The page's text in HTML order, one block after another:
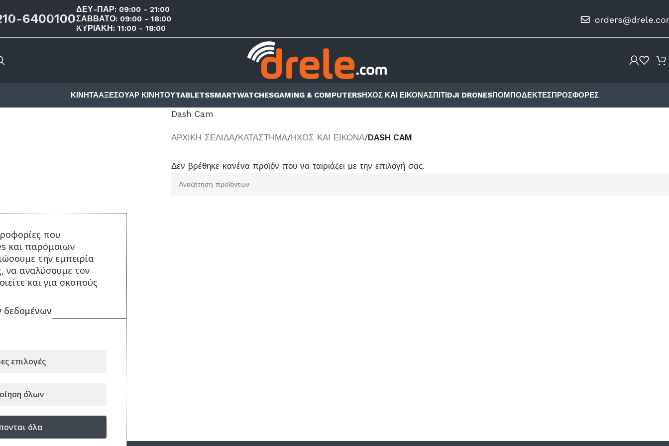
Skip to main content
6400100
ΔΕΥ-ΠΑΡ: 09:00 - 21:00
ΣΑΒΒΑΤΟ: 09:00 - 18:00
ΚΥΡΙΑΚΗ: 11:00 - 18:00
ΚΙΝΗΤΑΑΞΕΣΟΥΑΡ ΚΙΝΗΤΟΥTABLETSSMARTWATCHESGAMING & COMPUTERSΗΧΟΣ ΚΑΙ ΕΙΚΟΝΑΣΠΙΤΙDJI DRONESΠΟΜΠΟΔΈΚΤΕΣΠΡΟΣΦΟΡΈΣ
Dash Cam
ΑΡΧΙΚΉ ΣΕΛΊΔΑ/ΚΑΤΆΣΤΗΜΑ/ΗΧΟΣ ΚΑΙ ΕΙΚΟΝΑ/DASH CAM
Δεν βρέθηκε κανένα προϊόν που να ταιριάζει με την επιλογή σας.
που
και παρόμοιων
την εμπειρία
να αναλύσουμε τον
και για σκοπούς
επιλογές
όλων
όλα